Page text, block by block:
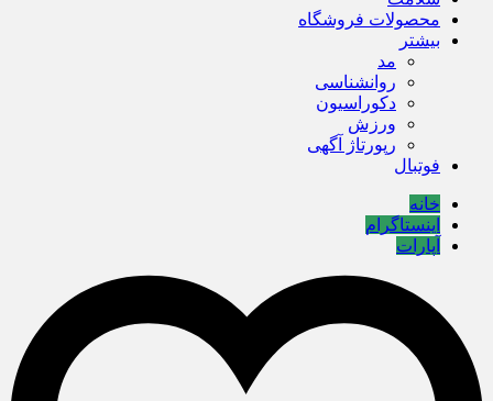
محصولات فروشگاه
بیشتر
مد
روانشناسی
دکوراسیون
ورزش
رپورتاژ آگهی
فوتبال
خانه
اینستاگرام
آپارات